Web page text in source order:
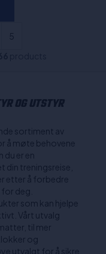
5
OG UTSTYR
sortiment av
å møte behovene
du er en
din treningsreise,
etter å forbedre
deg.
som kan hjelpe
Vårt utvalg
til mer
og
utvalgt for å sikre